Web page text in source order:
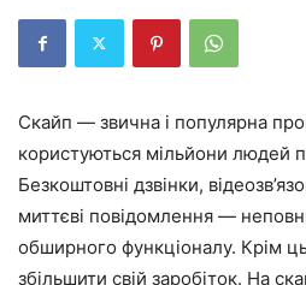
Скайп — звична і популярна
користуються мільйони людей
Безкоштовні дзвінки,
миттєві повідомлення —
обширного функціоналу. Крім
збільшити свій заробіток. На